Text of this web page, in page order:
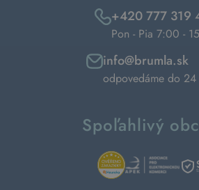
+420 777 319
Pon - Pia 7:00 -
info@brumla.sk
odpovedáme do
Spoľahlivý